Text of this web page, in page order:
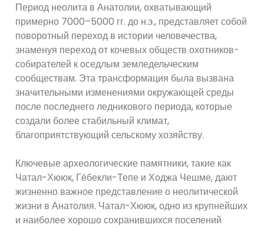
Период неолита в Анатолии, охватывающий
примерно 7000–5000 гг. до н.э., представляет собой
поворотный переход в истории человечества,
знаменуя переход от кочевых обществ охотников-
собирателей к оседлым земледельческим
сообществам. Эта трансформация была вызвана
значительными изменениями окружающей среды
после последнего ледникового периода, которые
создали более стабильный климат,
благоприятствующий сельскому хозяйству.
Ключевые археологические памятники, такие как
Чатал-Хююк, Гёбекли-Тепе и Ходжа Чешме, дают
жизненно важное представление о неолитической
жизни в Анатолия. Чатал-Хююк, одно из крупнейших
и наиболее хорошо сохранившихся поселений